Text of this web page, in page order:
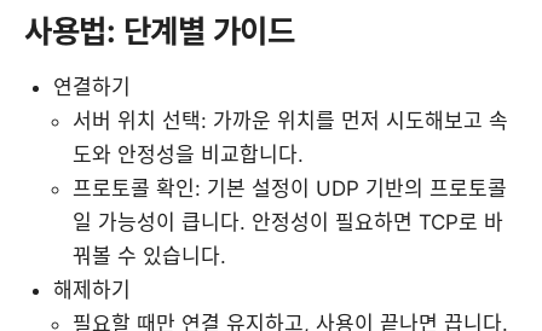
사용법: 단계별 가이드
연결하기
서버 위치 선택: 가까운 위치를 먼저 시도해보고 속
도와 안정성을 비교합니다.
프로토콜 확인: 기본 설정이 UDP 기반의 프로토콜
일 가능성이 큽니다. 안정성이 필요하면 TCP로 바
꿔볼 수 있습니다.
해제하기
필요할 때만 연결 유지하고, 사용이 끝나면 끕니다.